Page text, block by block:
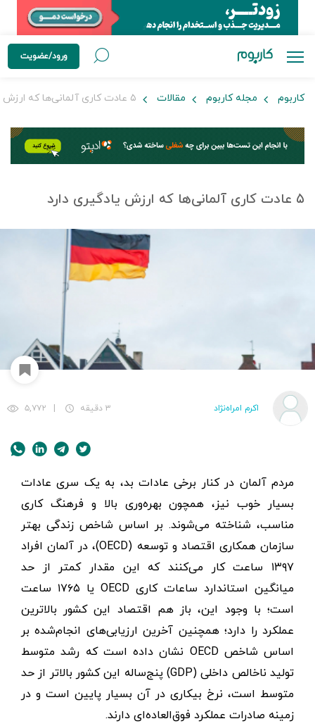
ورود/عضویت
کاربوم مجله کاربوم مقالات
۵ عادت کاری آلمانی‌ها که ارزش یادگیری دارد
اکرم امراه‌نژاد ۳ دقیقه ۵,۷۷۲
مردم آلمان در کنار برخی عادات بد، به یک سری عادات
بسیار خوب نیز، همچون بهره‌وری بالا و فرهنگ کاری
مناسب، شناخته می‌شوند. بر اساس شاخص زندگی بهتر
سازمان همکاری اقتصاد و توسعه (OECD)، در آلمان افراد
۱۳۹۷ ساعت کار می‌کنند که این مقدار کمتر از حد
میانگین استاندارد ساعات کاری OECD یا ۱۷۶۵ ساعت
است؛ با وجود این، باز هم اقتصاد این کشور بالاترین
عملکرد را دارد؛ همچنین آخرین ارزیابی‌های انجام‌شده بر
اساس شاخص OECD نشان داده‌ است که رشد متوسط
تولید ناخالص داخلی (GDP) پنج‌ساله این کشور بالاتر از حد
متوسط است، نرخ بیکاری در آن بسیار پایین است و در
زمینه صادرات عملکرد فوق‌العاده‌ای دارند.